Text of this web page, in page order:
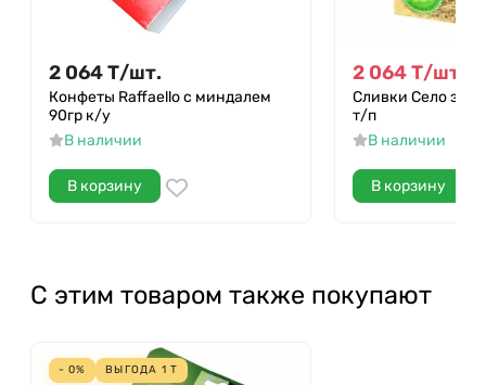
2 064Т/шт.
Конфеты Raffaello с миндалем
90гр к/у
В наличии
В корзину
2 064Т/шт.
Сливки Село
т/п
В наличии
В корзину
С этим товаром также покупают
- 0% ВЫГОДА 1 Т